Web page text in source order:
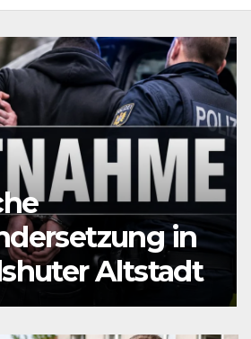
in
Altstadt